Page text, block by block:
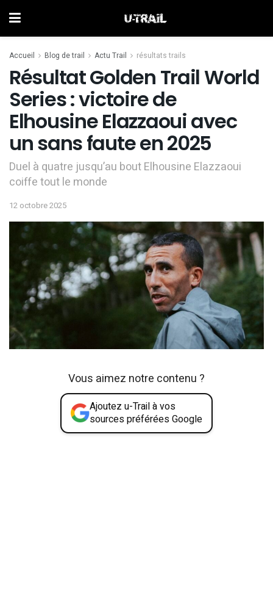
Accueil Blog de trail Actu Trail résultats trails
Résultat Golden Trail World
Series : victoire de
Elhousine Elazzaoui avec
un sans faute en 2025
Duel à quatre jusqu’au bout Elhousine Elazzaoui
coiffe tout le monde
12 octobre 2025
Vous aimez notre contenu ?
Ajoutez u-Trail à vos
sources préférées Google